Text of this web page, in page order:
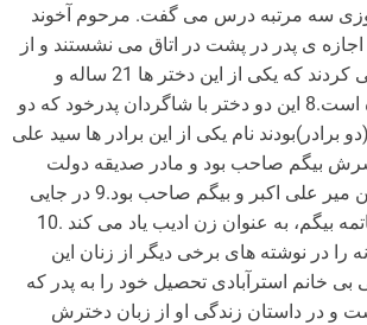
سه مرتبه درس می گفت. مرحوم آخوند
ی پدر در پشت در اتاق می نشستند و از
درس پدر استفاده می کردند که یکی از این دختر ها 21 ساله و
دیگری 23 ساله بوده است.8 این دو دختر با شاگردان پدرخود که دو
برادر)بودند نام یکی از این برادر ها سید علی
بیگم صاحب بود و مادر صدیقه دولت
آبادی از نواده ی همین میر علی اکبر و بیگم صاحب بود.9 در جایی
دیگر از مادر خود، خاتمه بیگم، به عنوان زن ادیب یاد می کند .10
را در نوشته های برخی دیگر از زنان این
بی خانم استرآبادی تحصیل خود را به پدر که
و در داستان زندگی او از زبان دخترش